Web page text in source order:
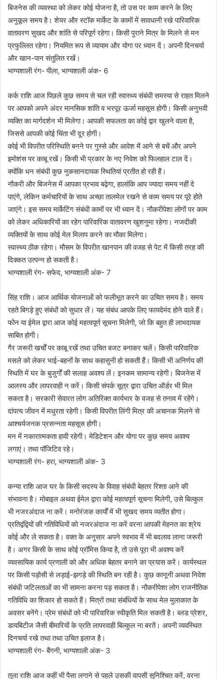
बिजनेस की व्यवस्था को लेकर कोई योजना है, तो उस पर काम करने के लिए
अनुकूल समय है। शेयर और स्टॉक मार्केट के कामों में सावधानी रखे पारिवारिक
वातावरण सुखद और शांति से परिपूर्ण रहेगा। किसी पुराने मित्र के मिलने से मन
प्रफुल्लित रहेगा। नियमित रूप से व्यायाम और योगा पर ध्यान दें। अपनी दिनचर्या
और खान-पान संतुलित रखें।
भाग्यशाली रंग- पीला, भाग्यशाली अंक- 6
कर्क राशि आज पिछले कुछ समय से चल रही स्वास्थ्य संबंधी समस्या से राहत मिलने
पर आपको अपने अंदर मानसिक शांति व भरपूर ऊर्जा महसूस होगी। किसी अनुभवी
व्यक्ति का मार्गदर्शन भी मिलेगा। आपकी सफलता का कोई द्वार खुलने वाला है,
जिससे आपकी कोई चिंता भी दूर होगी।
कोई भी विपरीत परिस्थिति बनने पर गुस्से और आवेश में आने से बचें और अपने
इमोशंस पर काबू रखें। किसी भी प्रकार के नए निवेश को फिलहाल टाल दें।
क्योंकि धन संबंधी कुछ नुकसानदायक स्थितियां प्रतीत हो रही हैं।
नौकरी और बिजनेस में आपका प्रभाव बढ़ेगा, हालांकि आप ज्यादा समय नहीं दे
पाएंगे, लेकिन कर्मचारियों के साथ अच्छा तालमेल रखने से काम समय पर पूरे होते
जाएंगे। इस समय मार्केटिंग संबंधी कामों पर भी ध्यान दें। नौकरीपेशा लोगों पर काम
को लेकर अधिकारियों का रहेग पारिवारिक वातावरण खुशनुमा रहेगा। नजदीकी
व्यक्तियों के साथ कोई मेल मिलाप करने का मौका मिलेगा।
स्वास्थ्य ठीक रहेगा। मौसम के विपरीत खानपान की वजह से पेट में किसी तरह की
दिक्कत उत्पन्न हो सकती है।
भाग्यशाली रंग- सफेद, भाग्यशाली अंक- 7
सिंह राशि। आज आर्थिक योजनाओं को फलीभूत करने का उचित समय है। समय
रहते बिगड़े हुए संबंधों को सुधार लें। यह संबंध आपके लिए फायदेमंद होने वाले हैं।
फोन या ईमेल द्वारा आज कोई महत्वपूर्ण सूचना मिलेगी, जो कि बहुत ही लाभदायक
साबित होगी।
गैर जरूरी खर्चों पर काबू रखें तथा उचित बजट बनाकर चलें। किसी पारिवारिक
मसले को लेकर भाई-बहनों के साथ कहासुनी हो सकती हैं। किसी भी अनिर्णय की
स्थिति में घर के बुजुर्गों की सलाह अवश्य लें। इनकम सामान्य रहेगी। बिजनेस में
आलस्य और लापरवाही न करें। किसी संपर्क सूत्र द्वारा उचित ऑर्डर भी मिल
सकता है। सरकारी सेवारत लोग अतिरिक्त कार्यभार के वजह से तनाव में रहेंगे।
दांपत्य जीवन में मधुरता रहेगी। किसी विपरीत लिंगी मित्र की अचानक मिलने से
आश्चर्यजनक प्रसन्नता महसूस होगी।
मन में नकारात्मकता हावी रहेगी। मेडिटेशन और योगा पर कुछ समय अवश्य
लगाएं। तथा पॉजिटिव रहे।
भाग्यशाली रंग- हरा, भाग्यशाली अंक- 3
कन्या राशि आज घर के किसी सदस्य के विवाह संबंधी बेहतर रिश्ता आने की
संभावना है। मोबाइल अथवा ईमेल द्वारा कोई महत्वपूर्ण सूचना मिलेगी, उसे बिल्कुल
भी नजरअंदाज ना करें। मनोरंजक कार्यों में भी सुखद समय व्यतीत होगा।
प्रतिद्वंद्वियों की गतिविधियों को नजरअंदाज ना करें वरना आपकी मेहनत का श्रेय
कोई और ले सकता है। वक्त के अनुसार अपने स्वभाव में भी बदलाव लाना जरूरी
है। अगर किसी के साथ कोई प्रॉमिस किया है, तो उसे पूरा भी अवश्य करें
व्यवसायिक कार्य प्रणाली को और अधिक बेहतर बनाने का प्रयास करें। कार्यस्थल
पर किसी पड़ोसी से लड़ाई-झगड़े की स्थिति बन रही है। कुछ कानूनी अथवा निवेश
संबंधी जटिलताओं का भी सामना करना पड़ सकता है। नौकरीपेशा लोग राजनीतिक
गतिविधि का शिकार हो सकते हैं। मित्रों तथा संबंधियों के साथ मेल मुलाकात के
अवसर बनेंगे। प्रेम संबंधों को भी पारिवारिक स्वीकृति मिल सकती है। ब्लड प्रेशर,
डायबिटीज जैसी बीमारियों के प्रति लापरवाही बिल्कुल ना बरतें। अपनी व्यवस्थित
दिनचर्या रखे तथा तथा उचित इलाज है।
भाग्यशाली रंग- बैंगनी, भाग्यशाली अंक- 3
तुला राशि आज कहीं भी पैसा लगाने से पहले उसकी वापसी सुनिश्चित करें, वरना